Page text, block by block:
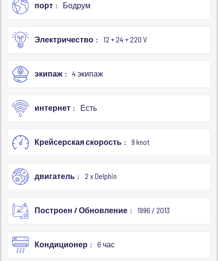
порт Бодрум
Электричество 12 + 24 + 220 V
экипаж 4 экипаж
интернет Есть
Крейсерская скорость 9 knot
двигатель 2 x Delphin
Построен / Обновление 1996 / 2013
Кондиционер 6 час